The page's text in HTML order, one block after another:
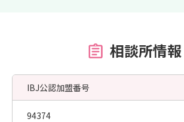
相談所情報
IBJ公認加盟番号
94374